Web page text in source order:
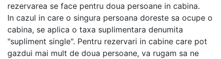
rezervarea se face pentru doua persoane in cabina.
In cazul in care o singura persoana doreste sa ocupe o
cabina, se aplica o taxa suplimentara denumita
"supliment single". Pentru rezervari in cabine care pot
gazdui mai mult de doua persoane, va rugam sa ne